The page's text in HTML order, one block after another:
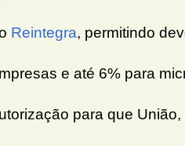
Reintegra, permitindo
e até 6% para
para que